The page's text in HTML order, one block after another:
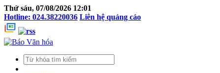
Thứ sáu, 07/08/2026 12:01
Hotline: 024.38220036 Liên hệ quảng cáo